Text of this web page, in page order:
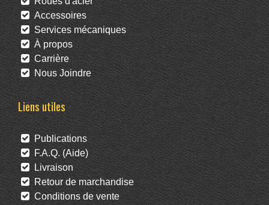
Accessoires
Services mécaniques
À propos
Carrière
Nous Joindre
Liens utiles
Publications
F.A.Q. (Aide)
Livraison
Retour de marchandise
Conditions de vente